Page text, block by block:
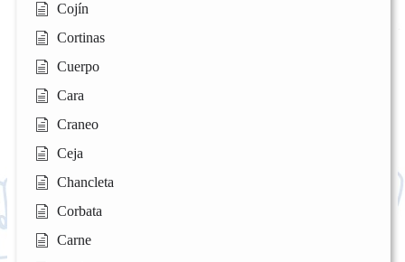
Cojín
Cortinas
Cuerpo
Cara
Craneo
Ceja
Chancleta
Corbata
Carne